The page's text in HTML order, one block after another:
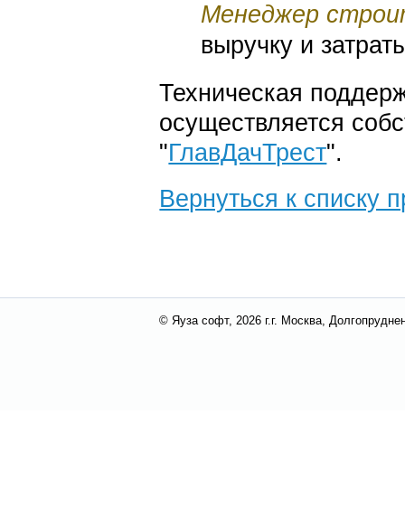
Менеджер
выручку и
Техническая
осуществляется
"ГлавДачТрест".
Вернуться к списку
© Яуза софт, 2026 г.г. Москва,